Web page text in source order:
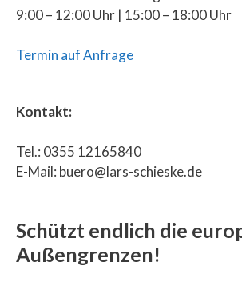
9:00 – 12:00 Uhr | 15:00 – 18:00 Uhr
Termin auf Anfrage
Kontakt:
Tel.: 0355 12165840
E-Mail: buero@lars-schieske.de
Schützt endlich die
Außengrenzen!